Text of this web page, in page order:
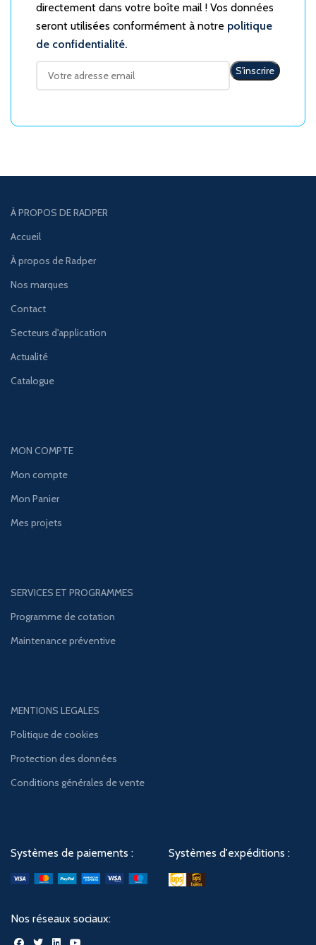
directement dans votre boîte mail ! Vos données
seront utilisées conformément à notre politique
de confidentialité.
À PROPOS DE RADPER
Accueil
À propos de Radper
Nos marques
Contact
Secteurs d'application
Actualité
Catalogue
MON COMPTE
Mon compte
Mon Panier
Mes projets
SERVICES ET PROGRAMMES
Programme de cotation
Maintenance préventive
MENTIONS LEGALES
Politique de cookies
Protection des données
Conditions générales de vente
Systèmes de paiements : Systèmes d'expéditions :
Nos réseaux sociaux: